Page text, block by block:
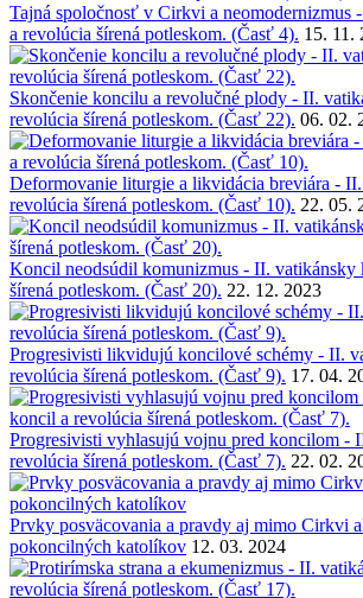
Tajná spoločnosť v Cirkvi a neomodernizmus
a revolúcia šírená potleskom. (Časť 4). 15. 11.
Skončenie koncilu a revolučné plody - II.
revolúcia šírená potleskom. (Časť 22). 06. 02.
Deformovanie liturgie a likvidácia breviára -
revolúcia šírená potleskom. (Časť 10). 22. 05.
Koncil neodsúdil komunizmus - II. vatikánsky
šírená potleskom. (Časť 20). 22. 12. 2023
Progresivisti likvidujú koncilové schémy - II.
revolúcia šírená potleskom. (Časť 9). 17. 04.
Progresivisti vyhlasujú vojnu pred koncilom -
revolúcia šírená potleskom. (Časť 7). 22. 02.
Prvky posväcovania a pravdy aj mimo Cirkvi
pokoncilných katolíkov 12. 03. 2024